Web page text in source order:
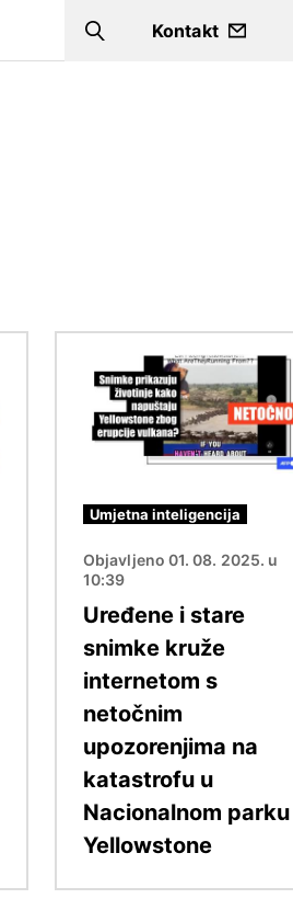
Search
Kontakt
Umjetna inteligencija
Objavljeno 01. 08. 2025. u
10:39
Uređene i stare
snimke kruže
internetom s
netočnim
upozorenjima na
katastrofu u
Nacionalnom parku
Yellowstone